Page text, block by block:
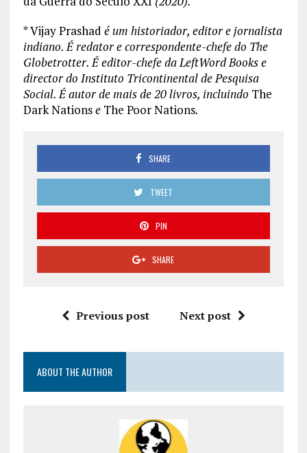
* Vijay Prashad é um historiador, editor e jornalista
indiano. É redator e correspondente-chefe do The
Globetrotter. É editor-chefe da LeftWord Books e
director do Instituto Tricontinental de Pesquisa
Social. É autor de mais de 20 livros, incluindo The
Dark Nationse The Poor Nations.
SHARE
TWEET
PIN
SHARE
Previous post Next post
ABOUT THE AUTHOR